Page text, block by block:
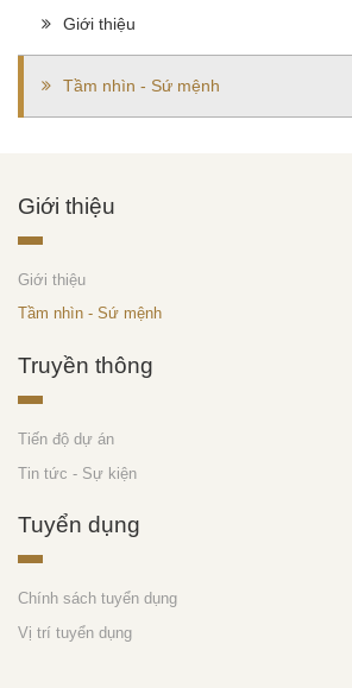
Giới thiệu
Tầm nhìn - Sứ mệnh
Giới thiệu
Giới thiệu
Tầm nhìn - Sứ mệnh
Truyền thông
Tiến độ dự án
Tin tức - Sự kiện
Tuyển dụng
Chính sách tuyển dụng
Vị trí tuyển dụng